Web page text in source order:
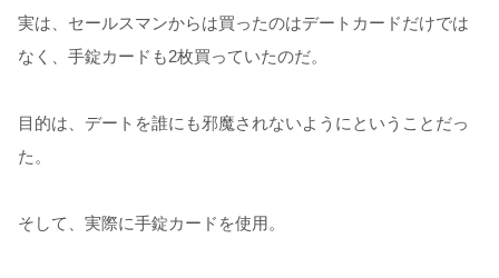
実は、セールスマンからは買ったのはデートカードだけでは
なく、手錠カードも2枚買っていたのだ。
目的は、デートを誰にも邪魔されないようにということだっ
た。
そして、実際に手錠カードを使用。